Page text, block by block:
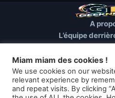
A
L’équipe
Mentions
Cookies et
© 2026 GEEKNPLAY —
Miam miam des cookies !
We use cookies on our
relevant experience by
and repeat visits. By clicking